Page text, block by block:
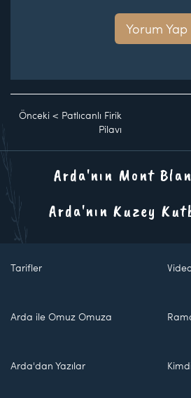
Yorum Yap
Önceki < Patlıcanlı Firik
Pilavı
Arda'nın Mont
Arda'nın Kuzey
Tarifler
Arda ile Omuz Omuza
Arda'dan Yazılar